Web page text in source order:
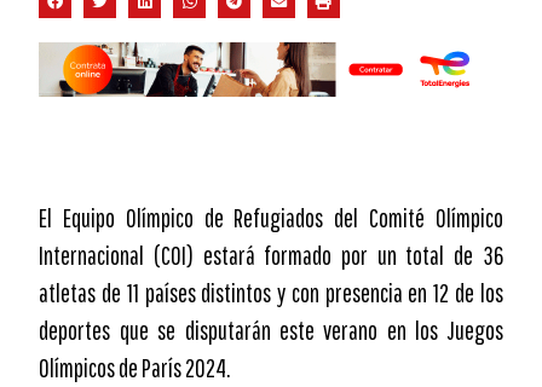
El Equipo Olímpico de Refugiados del Comité Olímpico
Internacional (COI) estará formado por un total de 36
atletas de 11 países distintos y con presencia en 12 de los
deportes que se disputarán este verano en los Juegos
Olímpicos de París 2024.